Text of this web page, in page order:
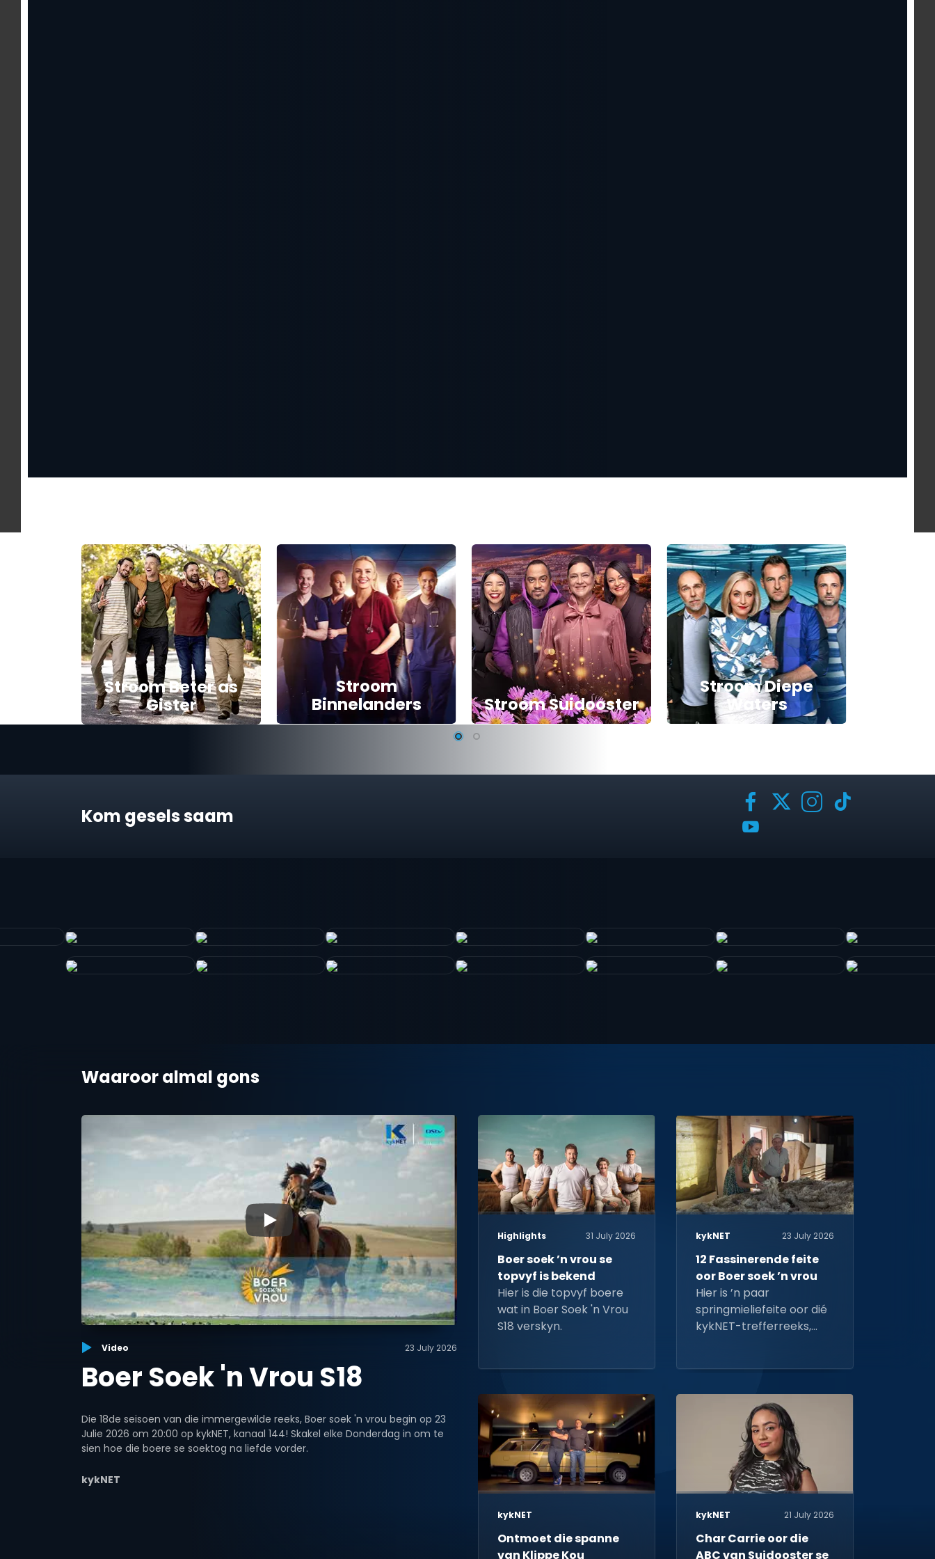
Stroom Beter as
Gister
Stroom
Binnelanders
Stroom Suidooster
Stroom Diepe
Waters
Kom gesels saam
Waaroor almal gons
▶
Video 23 July 2026
Boer Soek 'n Vrou S18
Die 18de seisoen van die immergewilde reeks, Boer soek 'n vrou begin op 23
Julie 2026 om 20:00 op kykNET, kanaal 144! Skakel elke Donderdag in om te
sien hoe die boere se soektog na liefde vorder.
kykNET
Highlights 31 July 2026
Boer soek ’n vrou se
topvyf is bekend
Hier is die topvyf boere
wat in Boer Soek 'n Vrou
S18 verskyn.
kykNET 23 July 2026
12 Fassinerende feite
oor Boer soek ’n vrou
Hier is ’n paar
springmieliefeite oor dié
kykNET-trefferreeks,
kykNET
Ontmoet die spanne
van Klippe Kou
kykNET 21 July 2026
Char Carrie oor die
ABC van Suidooster se